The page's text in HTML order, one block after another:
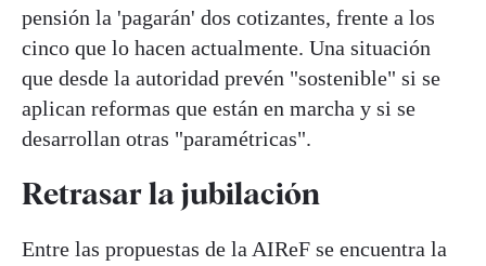
pensión la 'pagarán' dos cotizantes, frente a los
cinco que lo hacen actualmente. Una situación
que desde la autoridad prevén "sostenible" si se
aplican reformas que están en marcha y si se
desarrollan otras "paramétricas".
Retrasar la jubilación
Entre las propuestas de la AIReF se encuentra la